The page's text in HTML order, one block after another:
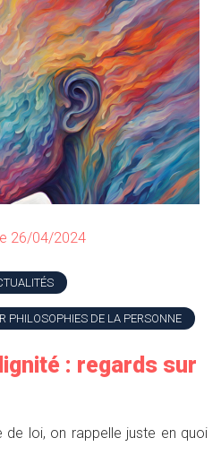
26/04/2024
PHILOSOPHIES DE LA PERSONNE
: regards sur
loi, on rappelle juste en quoi